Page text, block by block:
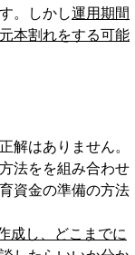
。しかし運用期間
本割れをする可能
解はありません。
法をを組み合わせ
資金の準備の方法
成し、どこまでに